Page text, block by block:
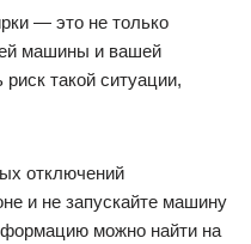
— это не только
машины и вашей
такой ситуации,
отключений
и не запускайте машину
можно найти на